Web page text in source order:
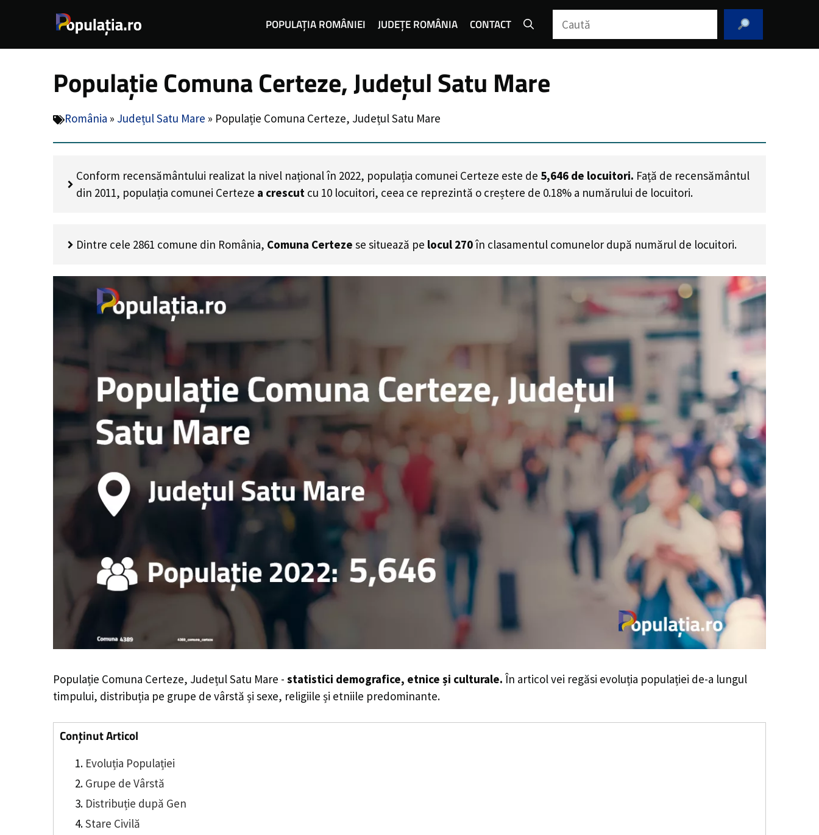
POPULAȚIA ROMÂNIEI JUDEȚE ROMÂNIA CONTACT Caută
Populație Comuna Certeze, Județul Satu Mare
România » Județul Satu Mare » Populație Comuna Certeze, Județul Satu Mare
Conform recensământului realizat la nivel național în 2022, populația comunei Certeze este de 5,646 de locuitori. Față de recensământul
din 2011, populația comunei Certeze a crescut cu 10 locuitori, ceea ce reprezintă o creștere de 0.18% a numărului de locuitori.
Dintre cele 2861 comune din România, Comuna Certeze se situează pe locul 270în clasamentul comunelor după numărul de locuitori.
Populație Comuna Certeze, Județul Satu Mare - statistici demografice, etnice și culturale. În articol vei regăsi evoluția populației de-a lungul
timpului, distribuția pe grupe de vârstă și sexe, religiile și etniile predominante.
Conținut Articol
Evoluția Populației
Grupe de Vârstă
Distribuție după Gen
Stare Civilă